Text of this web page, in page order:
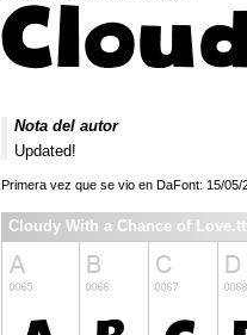
Nota del autor
Updated!
Primera vez que se vio en DaFont: 15/05/
Cloudy With a Chance of